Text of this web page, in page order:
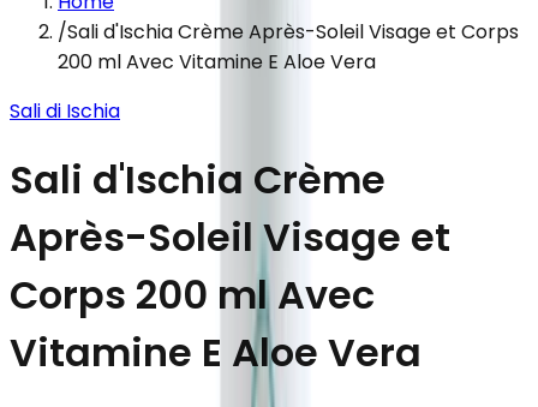
/Sali d'Ischia Crème Après-Soleil Visage et Corps
200 ml Avec Vitamine E Aloe Vera
Sali di Ischia
Sali d'Ischia Crème
Après-Soleil Visage et
Corps 200 ml Avec
Vitamine E Aloe Vera